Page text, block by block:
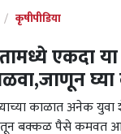
कृषीपीडिया
एकदा
काळात अनेक
बक्कळ पैसे कमवत